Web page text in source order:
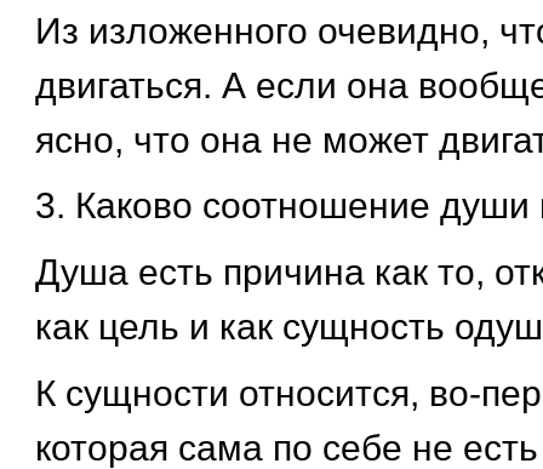
Из изложенного очевидно,
двигаться. А если она
ясно, что она не может
3. Каково соотношение души
Душа есть причина как то,
как цель и как сущность
К сущности относится, во-
которая сама по себе не